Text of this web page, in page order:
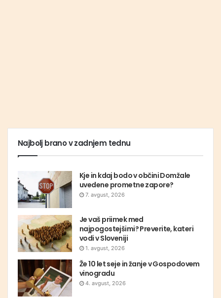
Najbolj brano v zadnjem tednu
Kje in kdaj bodo v občini Domžale
uvedene prometne zapore?
7. avgust, 2026
Je vaš priimek med
najpogostejšimi? Preverite, kateri
vodi v Sloveniji
1. avgust, 2026
Že 10 let seje in žanje v Gospodovem
vinogradu
4. avgust, 2026